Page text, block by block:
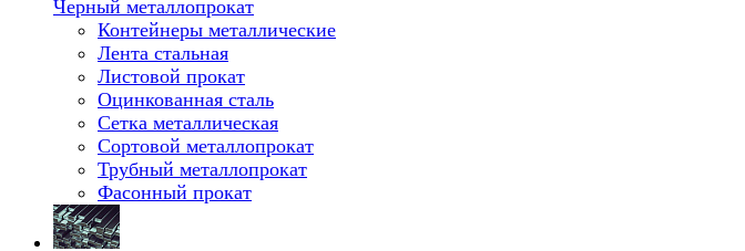
Черный металлопрокат
Контейнеры металлические
Лента стальная
Листовой прокат
Оцинкованная сталь
Сетка металлическая
Сортовой металлопрокат
Трубный металлопрокат
Фасонный прокат